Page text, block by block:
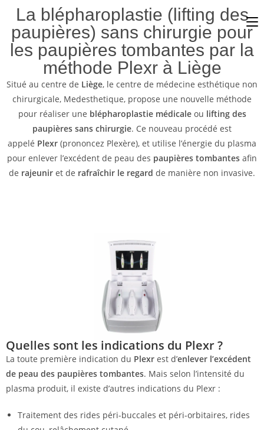
La blépharoplastie (lifting des
paupières) sans chirurgie pour
les paupières tombantes par la
méthode Plexr à Liège
Situé au centre de Liège, le centre de médecine esthétique non
chirurgicale, Medesthetique, propose une nouvelle méthode
pour réaliser une blépharoplastie médicaleou lifting des
paupières sans chirurgie. Ce nouveau procédé est
appelé Plexr (prononcez Plexère), et utilise l’énergie du plasma
pour enlever l’excédent de peau des paupières tombantes afin
de rajeunir et de rafraîchir le regard de manière non invasive.
Quelles sont les indications du Plexr ?
La toute première indication du Plexr est d’enlever l’excédent
de peau des paupières tombantes. Mais selon l’intensité du
plasma produit, il existe d’autres indications du Plexr :
Traitement des rides péri-buccales et péri-orbitaires, rides